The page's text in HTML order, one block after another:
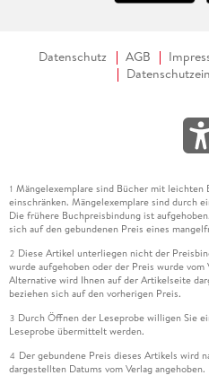
8. 2 . . . Das richtige Objektiv . . .
8. 4 . . . Das Kameramen . . . 217
9. Kameras in Action:
. . . 221
9. 1 . . . Filmen mit dem
Datenschutz AGB
1 Mängelexemplare sind Bücher mit leichten
einschränken. Mängelexemplare sind durch
Die frühere Buchpreisbindung ist
sich auf den gebundenen Preis eines
2 Diese Artikel unterliegen nicht der
wurde aufgehoben oder der Preis wurde
Alternative wird Ihnen auf der Artikelseite
beziehen sich auf den vorherigen Preis.
3 Durch Öffnen der Leseprobe willigen Sie
Leseprobe übermittelt werden.
4 Der gebundene Preis dieses Artikels wird
dargestellten Datums vom Verlag angehoben.